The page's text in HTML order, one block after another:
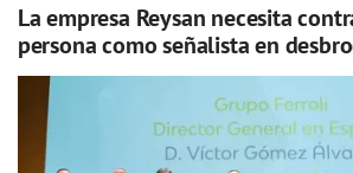
La empresa Reysan necesita
persona como señalista en